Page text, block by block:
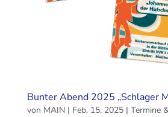
Bunter Abend 2025 „Schlager
von MAIN| Feb. 15, 2025| Termine